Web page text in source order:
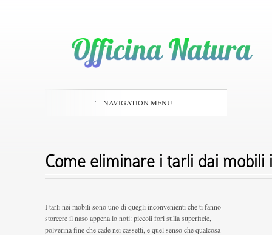
NAVIGATION MENU
Come eliminare i tarli dai mobili
I tarli nei mobili sono uno di quegli inconvenienti che ti fanno
storcere il naso appena lo noti: piccoli fori sulla superficie,
polverina fine che cade nei cassetti, e quel senso che qualcosa